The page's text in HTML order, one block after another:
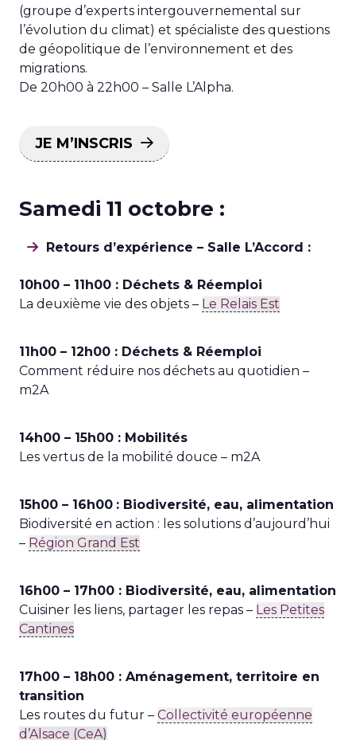
(groupe d’experts intergouvernemental sur
l’évolution du climat) et spécialiste des questions
de géopolitique de l’environnement et des
migrations.
De 20h00 à 22h00 – Salle L’Alpha.
JE M’INSCRIS
Samedi 11 octobre :
Retours d’expérience – Salle L’Accord :
10h00 – 11h00 : Déchets & Réemploi
La deuxième vie des objets – Le Relais Est
11h00 – 12h00 : Déchets & Réemploi
Comment réduire nos déchets au quotidien –
m2A
14h00 – 15h00 : Mobilités
Les vertus de la mobilité douce – m2A
15h00 – 16h00 : Biodiversité, eau, alimentation
Biodiversité en action : les solutions d’aujourd’hui
– Région Grand Est
16h00 – 17h00 : Biodiversité, eau, alimentation
Cuisiner les liens, partager les repas – Les Petites
Cantines
17h00 – 18h00 : Aménagement, territoire en
transition
Les routes du futur – Collectivité européenne
d’Alsace (CeA)